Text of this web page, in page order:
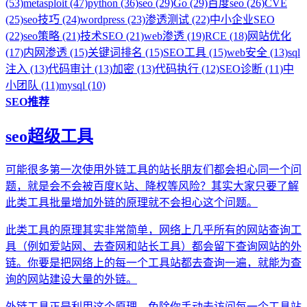
(53)metasploit (47)python (36)seo (29)Go (29)百度seo (26)CVE
(25)seo技巧 (24)wordpress (23)渗透测试 (22)中小企业SEO
(22)seo策略 (21)技术SEO (21)web渗透 (19)RCE (18)网站优化
(17)内网渗透 (15)关键词排名 (15)SEO工具 (15)web安全 (13)sql
注入 (13)代码审计 (13)加密 (13)代码执行 (12)SEO诊断 (11)中
小团队 (11)mysql (10)
SEO推荐
seo超级工具
可能很多第一次使用外链工具的站长朋友们都会担心同一个问
题，就是会不会被百度K站、降权等风险？其实大家只要了解
此类工具批量增加外链的原理就不会担心这个问题。
此类工具的原理其实非常简单，网络上几乎所有的网站查询工
具（例如爱站网、去查网和站长工具）都会留下查询网站的外
链。你要是把网络上的每一个工具站都去查询一遍，就能为查
询的网站建设大量的外链。